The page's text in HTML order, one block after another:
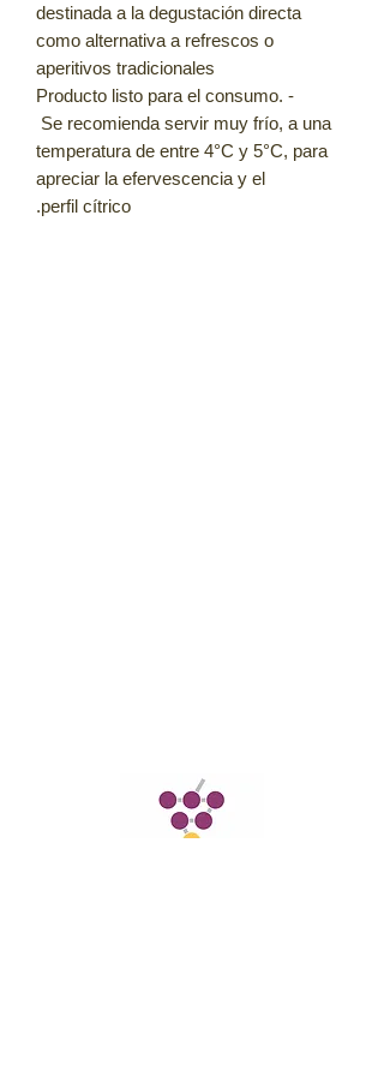
destinada a la degustación directa
como alternativa a refrescos o
aperitivos tradicionales
- Producto listo para el consumo.
Se recomienda servir muy frío, a una
temperatura de entre 4°C y 5°C, para
apreciar la efervescencia y el
perfil cítrico.